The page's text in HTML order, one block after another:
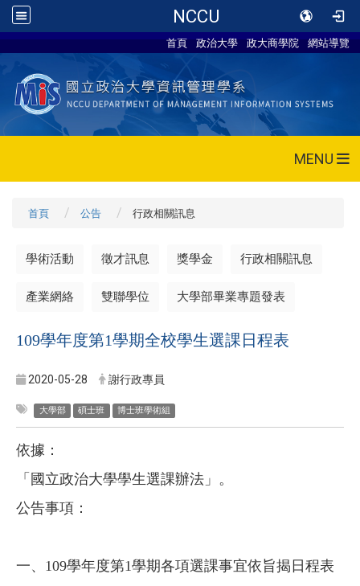
NCCU
首頁 政治大學 政大商學院 網站導覽
MENU
首頁 公告 行政相關訊息
學術活動 徵才訊息 獎學金 行政相關訊息
產業網絡 雙聯學位 大學部畢業專題發表
109學年度第1學期全校學生選課日程表
2020-05-28 謝行政專員
大學部 碩士班 博士班學術組
依據：
「國立政治大學學生選課辦法」。
公告事項：
一、109學年度第1學期各項選課事宜依旨揭日程表